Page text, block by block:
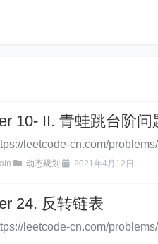
10- II. 青蛙跳台阶问
leetcode-cn.com/
动态规划 2021年4月12日
24. 反转链表
leetcode-cn.com/